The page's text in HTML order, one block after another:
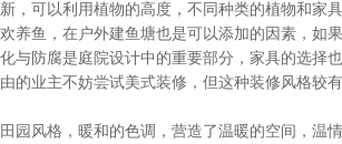
可以利用植物的高度，不同种类的植物和家具
鱼，在户外建鱼塘也是可以添加的因素，如果
防腐是庭院设计中的重要部分，家具的选择也
业主不妨尝试美式装修，但这种装修风格较
风格，暖和的色调，营造了温暖的空间，温情